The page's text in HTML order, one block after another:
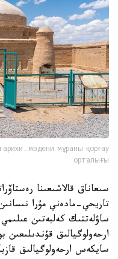
мәдени мұраны қорғау
орталығы
سىعاناق قالاشىعىنا
تاريحي-مادەني مۇرا
ساۋلەتتىك كەلبەتىن عىلىمي
ارحەولوگيالىق قۇندىلىعىن